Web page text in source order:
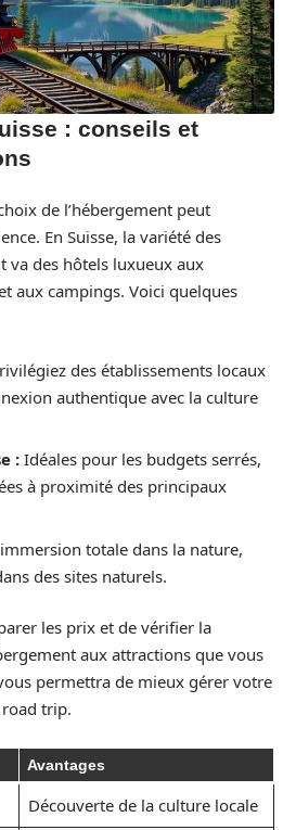
: conseils et
de l’hébergement peut
En Suisse, la variété des
va des hôtels luxueux aux
aux campings. Voici quelques
des établissements locaux
authentique avec la culture
: Idéales pour les budgets serrés,
à proximité des principaux
totale dans la nature,
des sites naturels.
les prix et de vérifier la
aux attractions que vous
permettra de mieux gérer votre
trip.
Avantages
Découverte de la culture locale